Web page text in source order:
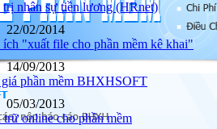
trị nhân sự tiền lương (HRnet)
22/02/2014
"xuất file cho phần mềm kê khai"
14/09/2013
phần mềm BHXHSOFT
05/03/2013
online cho phần mềm